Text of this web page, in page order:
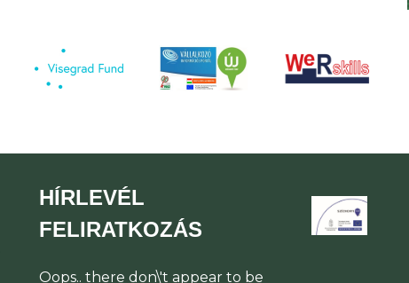
HÍRLEVÉL
FELIRATKOZÁS
Oops.. there don\'t appear to be